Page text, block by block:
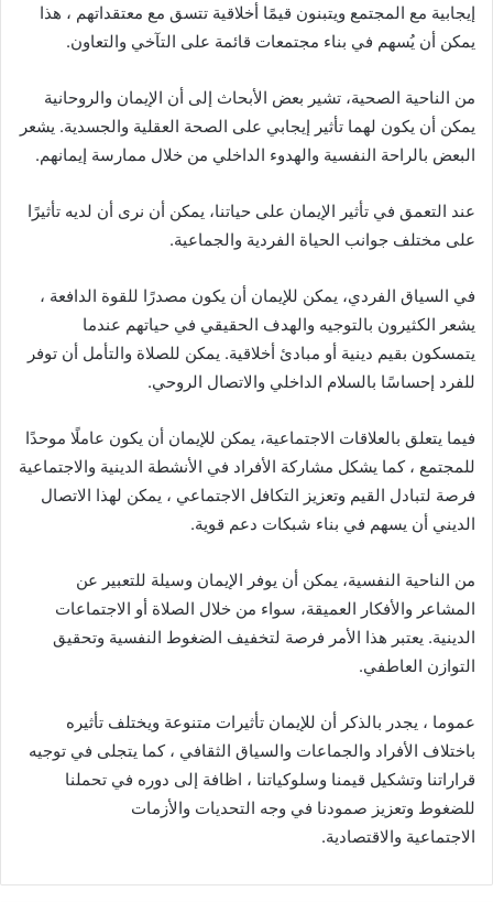
إيجابية مع المجتمع ويتبنون قيمًا أخلاقية تتسق مع معتقداتهم ، هذا
يمكن أن يُسهم في بناء مجتمعات قائمة على التآخي والتعاون.
من الناحية الصحية، تشير بعض الأبحاث إلى أن الإيمان والروحانية
يمكن أن يكون لهما تأثير إيجابي على الصحة العقلية والجسدية. يشعر
البعض بالراحة النفسية والهدوء الداخلي من خلال ممارسة إيمانهم.
عند التعمق في تأثير الإيمان على حياتنا، يمكن أن نرى أن لديه تأثيرًا
على مختلف جوانب الحياة الفردية والجماعية.
في السياق الفردي، يمكن للإيمان أن يكون مصدرًا للقوة الدافعة ،
يشعر الكثيرون بالتوجيه والهدف الحقيقي في حياتهم عندما
يتمسكون بقيم دينية أو مبادئ أخلاقية. يمكن للصلاة والتأمل أن توفر
للفرد إحساسًا بالسلام الداخلي والاتصال الروحي.
فيما يتعلق بالعلاقات الاجتماعية، يمكن للإيمان أن يكون عاملًا موحدًا
للمجتمع ، كما يشكل مشاركة الأفراد في الأنشطة الدينية والاجتماعية
فرصة لتبادل القيم وتعزيز التكافل الاجتماعي ، يمكن لهذا الاتصال
الديني أن يسهم في بناء شبكات دعم قوية.
من الناحية النفسية، يمكن أن يوفر الإيمان وسيلة للتعبير عن
المشاعر والأفكار العميقة، سواء من خلال الصلاة أو الاجتماعات
الدينية. يعتبر هذا الأمر فرصة لتخفيف الضغوط النفسية وتحقيق
التوازن العاطفي.
عموما ، يجدر بالذكر أن للإيمان تأثيرات متنوعة ويختلف تأثيره
باختلاف الأفراد والجماعات والسياق الثقافي ، كما يتجلى في توجيه
قراراتنا وتشكيل قيمنا وسلوكياتنا ، اظافة إلى دوره في تحملنا
للضغوط وتعزيز صمودنا في وجه التحديات والأزمات
الاجتماعية والاقتصادية.